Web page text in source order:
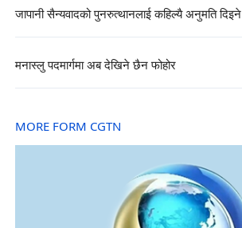
जापानी सैन्यवादको पुनरुत्थानलाई कहिल्यै अनुमति
मनास्लु पदमार्गमा अब देखिने छैन फोहोर
MORE FORM CGTN